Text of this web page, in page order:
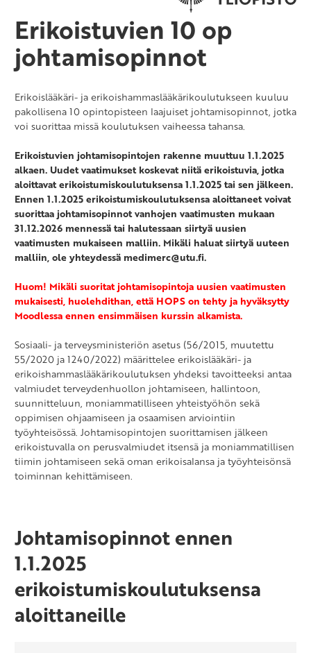
Erikoistuvien 10 op
johtamisopinnot
Erikoislääkäri- ja erikoishammaslääkärikoulutukseen kuuluu
pakollisena 10 opintopisteen laajuiset johtamisopinnot, jotka
voi suorittaa missä koulutuksen vaiheessa tahansa.
Erikoistuvien johtamisopintojen rakenne muuttuu 1.1.2025
alkaen. Uudet vaatimukset koskevat niitä erikoistuvia, jotka
aloittavat erikoistumiskoulutuksensa 1.1.2025 tai sen jälkeen.
Ennen 1.1.2025 erikoistumiskoulutuksensa aloittaneet voivat
suorittaa johtamisopinnot vanhojen vaatimusten mukaan
31.12.2026 mennessä tai halutessaan siirtyä uusien
vaatimusten mukaiseen malliin. Mikäli haluat siirtyä uuteen
malliin, ole yhteydessä medimerc@utu.fi.
Huom! Mikäli suoritat johtamisopintoja uusien vaatimusten
mukaisesti, huolehdithan, että HOPS on tehty ja hyväksytty
Moodlessa ennen ensimmäisen kurssin alkamista.
Sosiaali- ja terveysministeriön asetus (56/2015, muutettu
55/2020 ja 1240/2022) määrittelee erikoislääkäri- ja
erikoishammaslääkärikoulutuksen yhdeksi tavoitteeksi antaa
valmiudet terveydenhuollon johtamiseen, hallintoon,
suunnitteluun, moniammatilliseen yhteistyöhön sekä
oppimisen ohjaamiseen ja osaamisen arviointiin
työyhteisössä. Johtamisopintojen suorittamisen jälkeen
erikoistuvalla on perusvalmiudet itsensä ja moniammatillisen
tiimin johtamiseen sekä oman erikoisalansa ja työyhteisönsä
toiminnan kehittämiseen.
Johtamisopinnot ennen
1.1.2025
erikoistumiskoulutuksensa
aloittaneille